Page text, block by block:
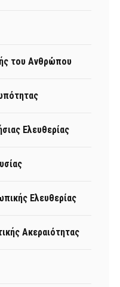
του Ανθρώπου
Ελευθερίας
Ελευθερίας
Ακεραιότητας